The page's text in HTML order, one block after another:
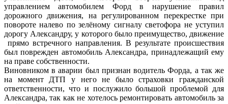
управлением автомобилем Форд в нарушение правил
дорожного движения, на регулированном перекрестке при
повороте налево по зелёному сигналу светофора не уступил
дорогу Александру, у которого было преимущество, движение
прямо встречного направления. В результате происшествия
был поврежден автомобиль Александра, принадлежащий ему
на праве собственности.
Виновником в аварии был признан водитель Форда, а так же
на момент ДТП у него не было страховки гражданской
ответственности, что и послужило большой проблемой для
Александра, так как не хотелось ремонтировать автомобиль за